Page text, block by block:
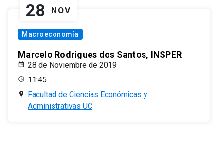
28 NOV
Macroeconomía
Marcelo Rodrigues dos Santos, INSPER
28 de Noviembre de 2019
11:45
Facultad de Ciencias Económicas y
Administrativas UC